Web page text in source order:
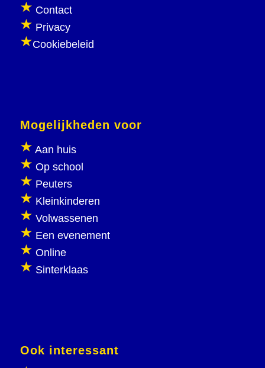
Contact
Privacy
Cookiebeleid
Mogelijkheden voor
Aan huis
Op school
Peuters
Kleinkinderen
Volwassenen
Een evenement
Online
Sinterklaas
Ook interessant